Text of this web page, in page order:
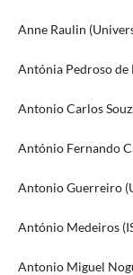
Anne Raulin
Antónia Pedroso de
Antonio Carlos
António Fernando
Antonio Guerreiro
António Medeiros
Antonio Miguel